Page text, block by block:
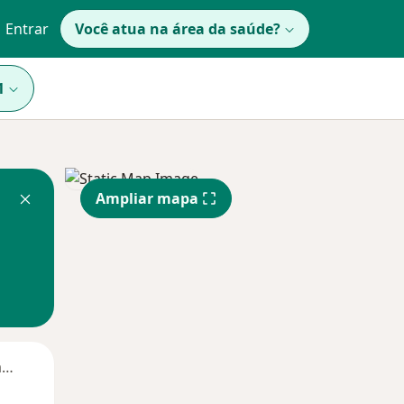
Entrar Você atua na área da saúde?
Segunda-feira
Ampliar mapa